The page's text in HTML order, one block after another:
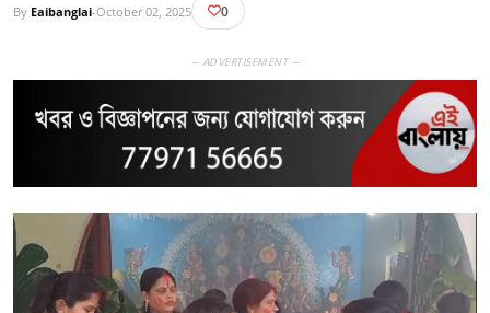
By Eaibanglai-October 02, 2025 0
— ADVERTISEMENT —